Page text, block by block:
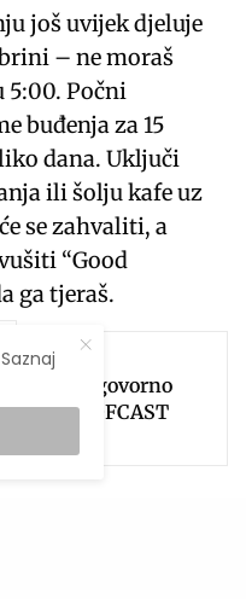
još uvijek djeluje
– ne moraš
5:00. Počni
buđenja za 15
dana. Uključi
ili šolju kafe uz
se zahvaliti, a
“Good
ga tjeraš.
,ZANIMLJIVO
i odgovorno
WOOFCAST